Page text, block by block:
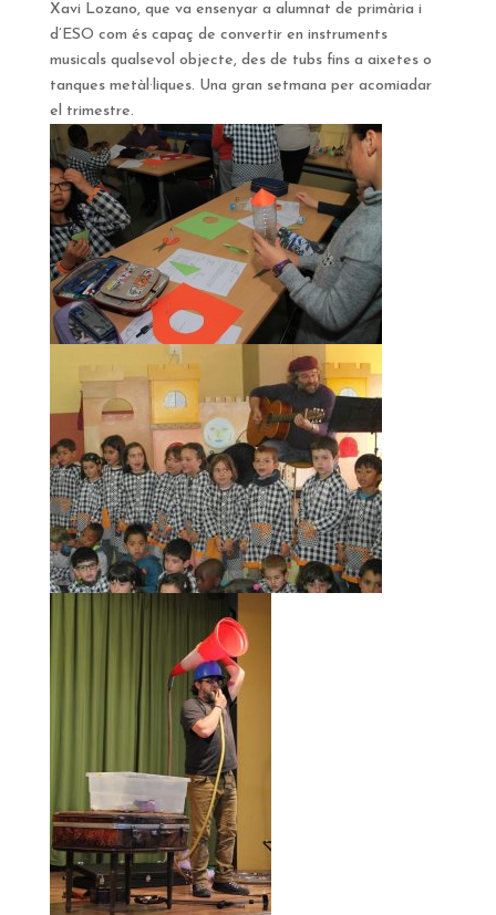
Xavi Lozano, que va ensenyar a alumnat de primària i
d’ESO com és capaç de convertir en instruments
musicals qualsevol objecte, des de tubs fins a aixetes o
tanques metàl·liques. Una gran setmana per acomiadar
el trimestre.